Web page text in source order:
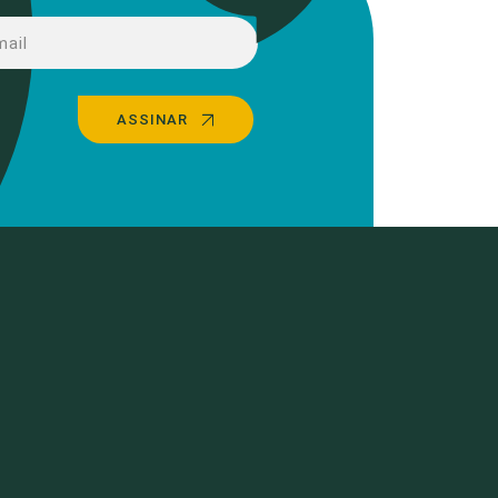
ASSINAR